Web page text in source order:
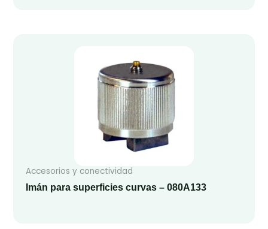
Accesorios y conectividad
Imán para superficies curvas – 080A133